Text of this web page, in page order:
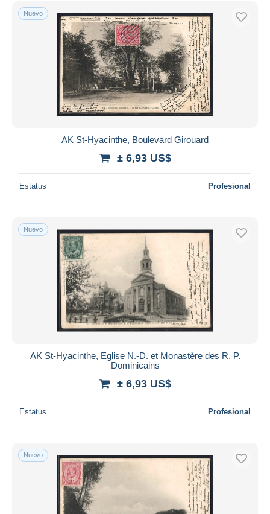
Sólo con descuento
Envío gratis
Métodos de pago
PayPal
Transferencia bancaria
Visa
Mastercard
iDeal
Deseleccionar todo
Aplicar
Nuevo
AK St-Hyacinthe, Boulevard Girouard
± 6,93 US$
Estatus Profesional
Nuevo
AK St-Hyacinthe, Eglise N.-D. et Monastère des R. P.
Dominicains
± 6,93 US$
Estatus Profesional
Nuevo